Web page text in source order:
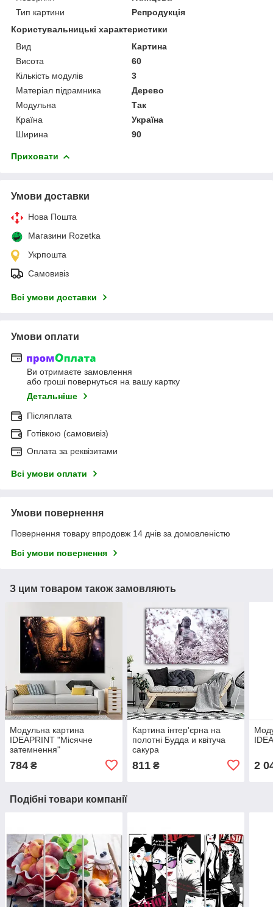
Тип картини
Репродукція
Користувальницькі характеристики
Вид
Картина
Висота
60
Кількість модулів
3
Матеріал підрамника
Дерево
Модульна
Так
Країна
Україна
Ширина
90
Приховати
Умови доставки
Нова Пошта
Магазини Rozetka
Укрпошта
Самовивіз
Всі умови доставки
Умови оплати
Ви отримаєте замовлення
або гроші повернуться на вашу картку
Детальніше
Післяплата
Готівкою (самовивіз)
Оплата за реквізитами
Всі умови оплати
Умови повернення
Повернення товару впродовж 14 днів за домовленістю
Всі умови повернення
З цим товаром також замовляють
Модульна картина
IDEAPRINT "Місячне
затемнення"
784 ₴
Картина інтер'єрна на
полотні Будда и квітуча
сакура
811₴ 2
Подібні товари компанії